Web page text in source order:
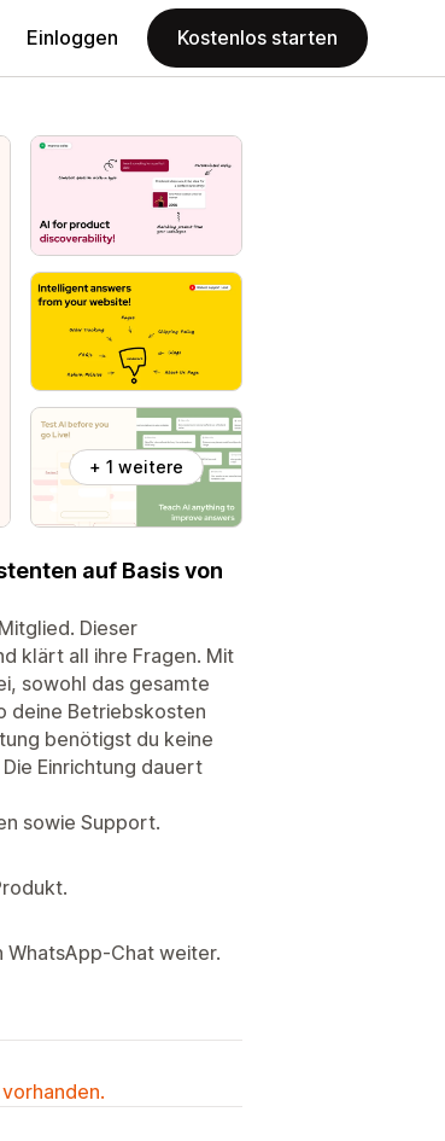
Einloggen Kostenlos starten
+ 1 weitere
auf Basis von
Dieser
klärt all ihre Fragen. Mit
sowohl das gesamte
deine Betriebskosten
benötigst du keine
Einrichtung dauert
sowie Support.
WhatsApp-Chat weiter.